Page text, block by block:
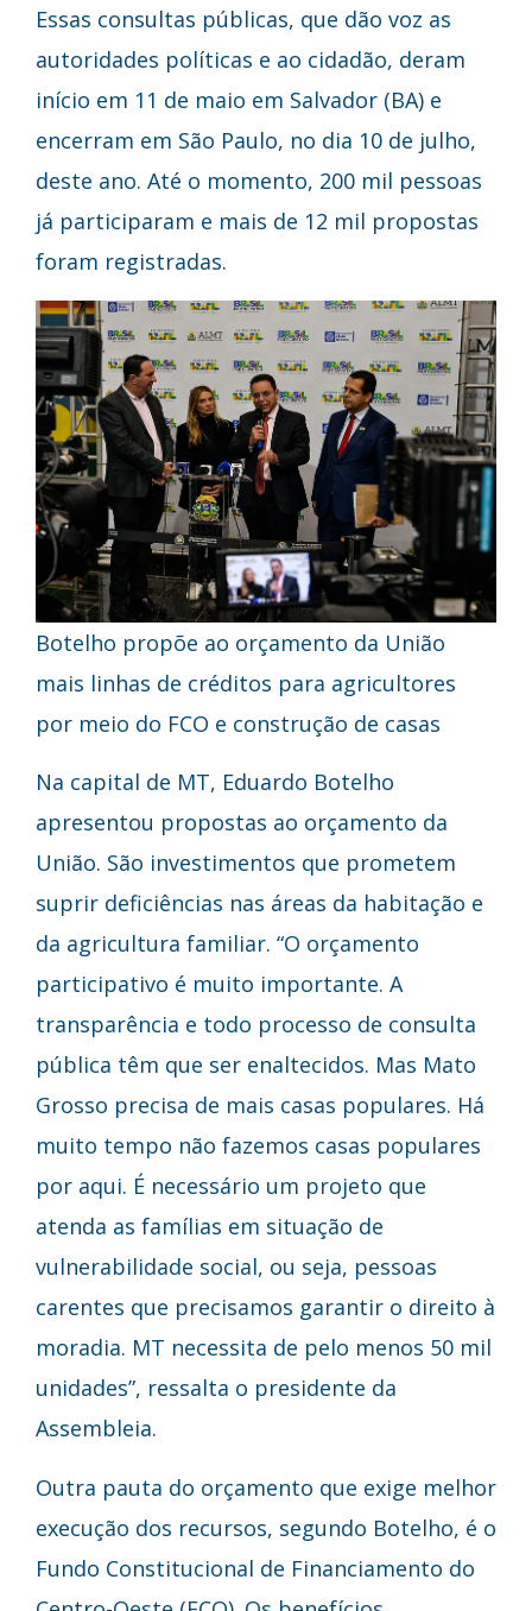
Essas consultas públicas, que dão voz as
autoridades políticas e ao cidadão, deram
início em 11 de maio em Salvador (BA) e
encerram em São Paulo, no dia 10 de julho,
deste ano. Até o momento, 200 mil pessoas
já participaram e mais de 12 mil propostas
foram registradas.
Botelho propõe ao orçamento da União
mais linhas de créditos para agricultores
por meio do FCO e construção de casas
Na capital de MT, Eduardo Botelho
apresentou propostas ao orçamento da
União. São investimentos que prometem
suprir deficiências nas áreas da habitação e
da agricultura familiar. “O orçamento
participativo é muito importante. A
transparência e todo processo de consulta
pública têm que ser enaltecidos. Mas Mato
Grosso precisa de mais casas populares. Há
muito tempo não fazemos casas populares
por aqui. É necessário um projeto que
atenda as famílias em situação de
vulnerabilidade social, ou seja, pessoas
carentes que precisamos garantir o direito à
moradia. MT necessita de pelo menos 50 mil
unidades”, ressalta o presidente da
Assembleia.
Outra pauta do orçamento que exige melhor
execução dos recursos, segundo Botelho, é o
Fundo Constitucional de Financiamento do